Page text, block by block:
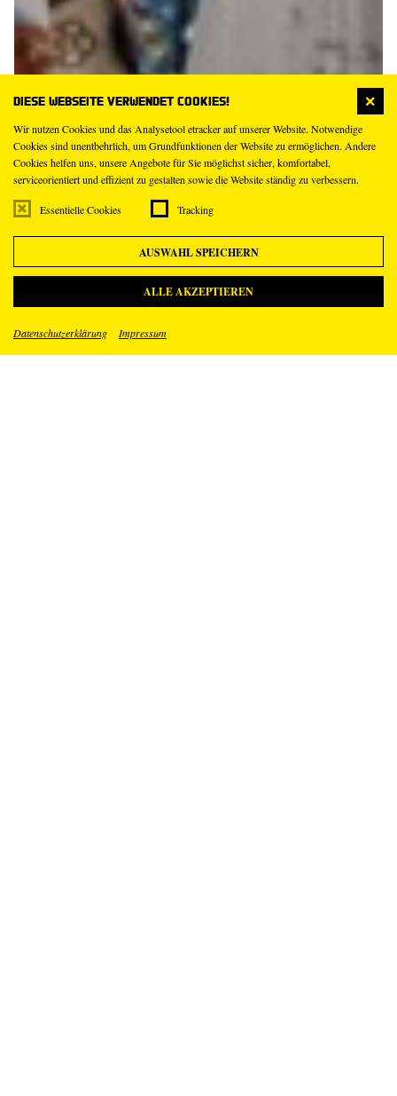
Diese Webseite verwendet Cookies!
Wir nutzen Cookies und das Analysetool etracker auf unserer Website. Notwendige
Cookies sind unentbehrlich, um Grundfunktionen der Website zu ermöglichen. Andere
Cookies helfen uns, unsere Angebote für Sie möglichst sicher, komfortabel,
serviceorientiert und effizient zu gestalten sowie die Website ständig zu verbessern.
Essentielle Cookies Tracking
AUSWAHL SPEICHERN
ALLE AKZEPTIEREN
Datenschutzerklärung Impressum